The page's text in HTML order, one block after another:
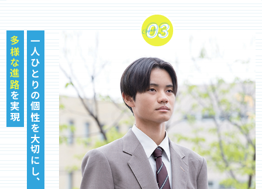
一人ひとりの個性を大切にし、
多様な進路
を実現